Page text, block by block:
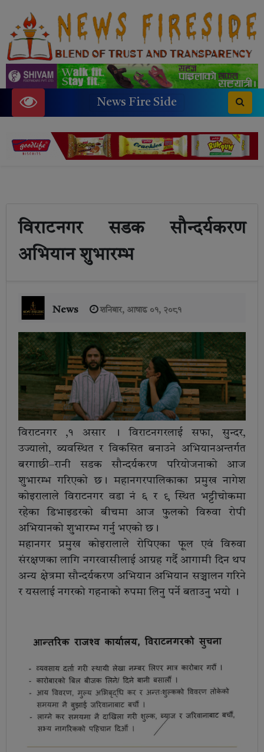
News Fire Side
विराटनगर सडक सौन्दर्यकरण
अभियान शुभारम्भ
News शनिबार, आषाढ ०१, २०८१
विराटनगर ,१ असार । विराटनगरलाई सफा, सुन्दर,
उज्यालो, व्यवस्थित र विकसित बनाउने अभियानअन्तर्गत
बरगाछी–रानी सडक सौन्दर्यकरण परियोजनाको आज
शुभारम्भ गरिएको छ। महानगरपालिकाका प्रमुख नागेश
कोइरालाले विराटनगर वडा नं ६ र ९ स्थित भट्टीचोकमा
रहेका डिभाइडरको बीचमा आज फुलको विरुवा रोपी
अभियानको शुभारम्भ गर्नु भएको छ।
महानगर प्रमुख कोइरालाले रोपिएका फूल एवं विरुवा
संरक्षणका लागि नगरवासीलाई आग्रह गर्दै आगामी दिन थप
अन्य क्षेत्रमा सौन्दर्यकरण अभियान अभियान सञ्चालन गरिने
र यसलाई नगरको गहनाको रुपमा लिनु पर्ने बताउनु भयो ।